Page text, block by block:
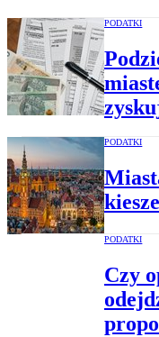
PODATKI
PODATKI
PODATKI
Czy